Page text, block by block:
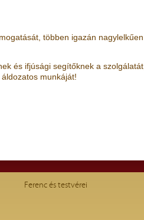
többen igazán nagylelkűen
és ifjúsági segítőknek a szolgálatát,
munkáját!
Ferenc és testvérei